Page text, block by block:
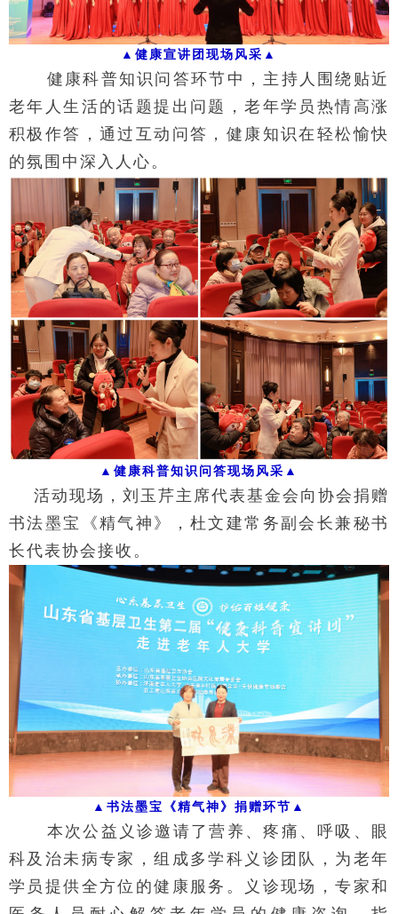
▲ 健康宣讲团现场风采 ▲
健康科普知识问答环节中，主持人围绕贴近
老年人生活的话题提出问题，老年学员热情高涨
积极作答，通过互动问答，健康知识在轻松愉快
的氛围中深入人心。
▲健康科普知识问答现场风采▲
活动现场，刘玉芹主席代表基金会向协会捐赠
书法墨宝《精气神》，杜文建常务副会长兼秘书
长代表协会接收。
▲ 书法墨宝《精气神》捐赠环节 ▲
本次公益义诊邀请了营养、疼痛、呼吸、眼
科及治未病专家，组成多学科义诊团队，为老年
学员提供全方位的健康服务。义诊现场，专家和